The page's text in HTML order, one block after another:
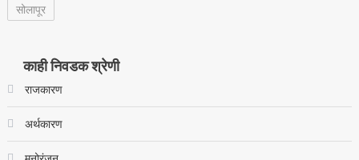
सोलापूर
काही निवडक श्रेणी
राजकारण
अर्थकारण